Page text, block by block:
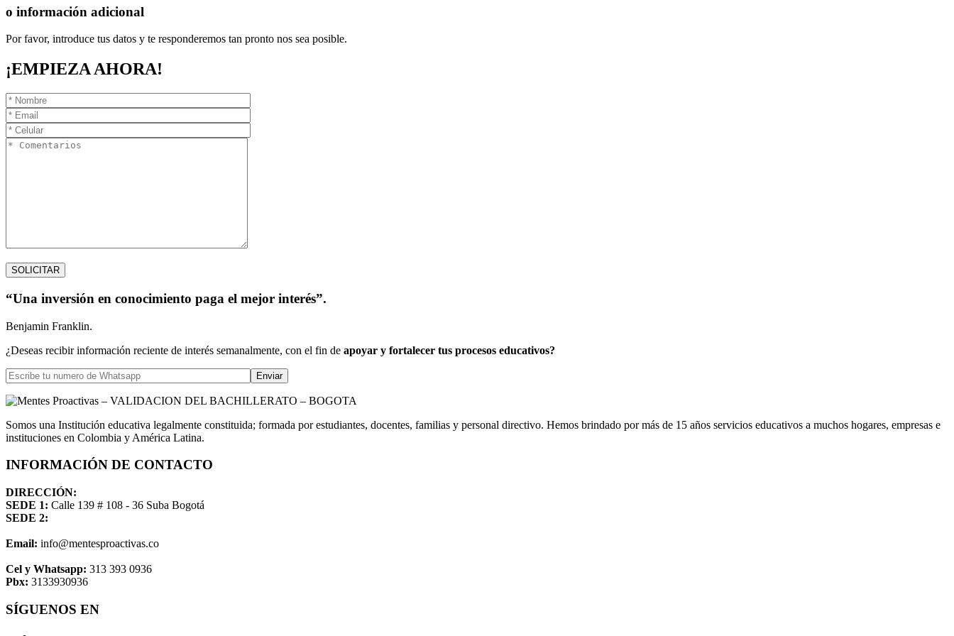
o información adicional
Por favor, introduce tus datos y te responderemos tan pronto nos sea posible.
¡EMPIEZA AHORA!
“Una inversión en conocimiento paga el mejor interés”.
Benjamin Franklin.
¿Deseas recibir información reciente de interés semanalmente, con el fin de apoyar y fortalecer tus procesos educativos?
Somos una Institución educativa legalmente constituida; formada por estudiantes, docentes, familias y personal directivo. Hemos brindado por más de 15 años servicios educativos a muchos hogares, empresas e
instituciones en Colombia y América Latina.
INFORMACIÓN DE CONTACTO
DIRECCIÓN:
SEDE 1: Calle 139 # 108 - 36 Suba Bogotá
SEDE 2:
Email: info@mentesproactivas.co
Cel y Whatsapp: 313 393 0936
Pbx: 3133930936
SÍGUENOS EN